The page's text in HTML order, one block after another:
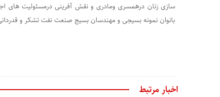
سازی زنان درهمسری ومادری و نقش آفرینی درمسئولیت های
بانوان نمونه بسیجی و مهندسان بسیج صنعت نفت تشکر و
اخبار مرتبط